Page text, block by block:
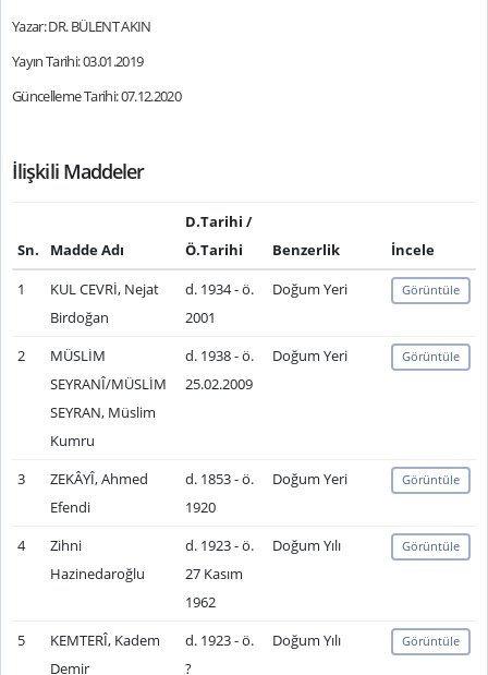
Yazar: DR. BÜLENT AKIN
Yayın Tarihi: 03.01.2019
Güncelleme Tarihi: 07.12.2020
İlişkili Maddeler
Sn. Madde Adı
D.Tarihi /
Ö.Tarihi
Benzerlik
İncele
1
KUL CEVRİ, Nejat
Birdoğan
d. 1934 - ö.
2001
Doğum Yeri Görüntüle
2
MÜSLİM
SEYRANÎ/MÜSLİM
SEYRAN, Müslim
Kumru
d. 1938 - ö.
25.02.2009
Doğum Yeri Görüntüle
3
ZEKÂYÎ, Ahmed
Efendi
d. 1853 - ö.
1920
Doğum Yeri Görüntüle
4
Zihni
Hazinedaroğlu
d. 1923 - ö.
27 Kasım
1962
Doğum Yılı Görüntüle
5
KEMTERÎ, Kadem
Demir
d. 1923 - ö.
?
Doğum Yılı Görüntüle